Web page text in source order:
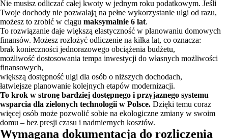
Nie musisz odliczać całej kwoty w jednym roku podatkowym. Jeśli
Twoje dochody nie pozwalają na pełne wykorzystanie ulgi od razu,
możesz to zrobić w ciągu maksymalnie 6 lat.
To rozwiązanie daje większą elastyczność w planowaniu domowych
finansów. Możesz rozłożyć odliczenie na kilka lat, co oznacza:
brak konieczności jednorazowego obciążenia budżetu,
możliwość dostosowania tempa inwestycji do własnych możliwości
finansowych,
większą dostępność ulgi dla osób o niższych dochodach,
łatwiejsze planowanie kolejnych etapów modernizacji.
To krok w stronę bardziej dostępnego i przyjaznego systemu
wsparcia dla zielonych technologii w Polsce. Dzięki temu coraz
więcej osób może pozwolić sobie na ekologiczne zmiany w swoim
domu – bez presji czasu i nadmiernych kosztów.
Wymagana dokumentacja do rozliczenia